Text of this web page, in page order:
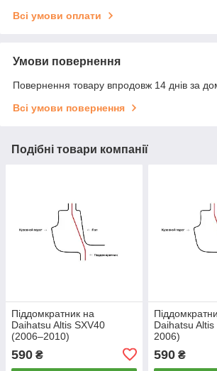
Всі умови оплати
Умови повернення
Повернення товару впродовж 14 днів за
Всі умови повернення
Подібні товари компанії
Піддомкратник на
Daihatsu Altis SXV40
(2006–2010)
590 ₴
Daihatsu
2006)
590₴